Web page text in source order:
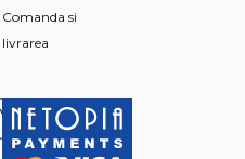
Comanda si
livrarea